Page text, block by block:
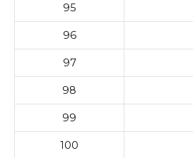
95
96
97
98
99
100